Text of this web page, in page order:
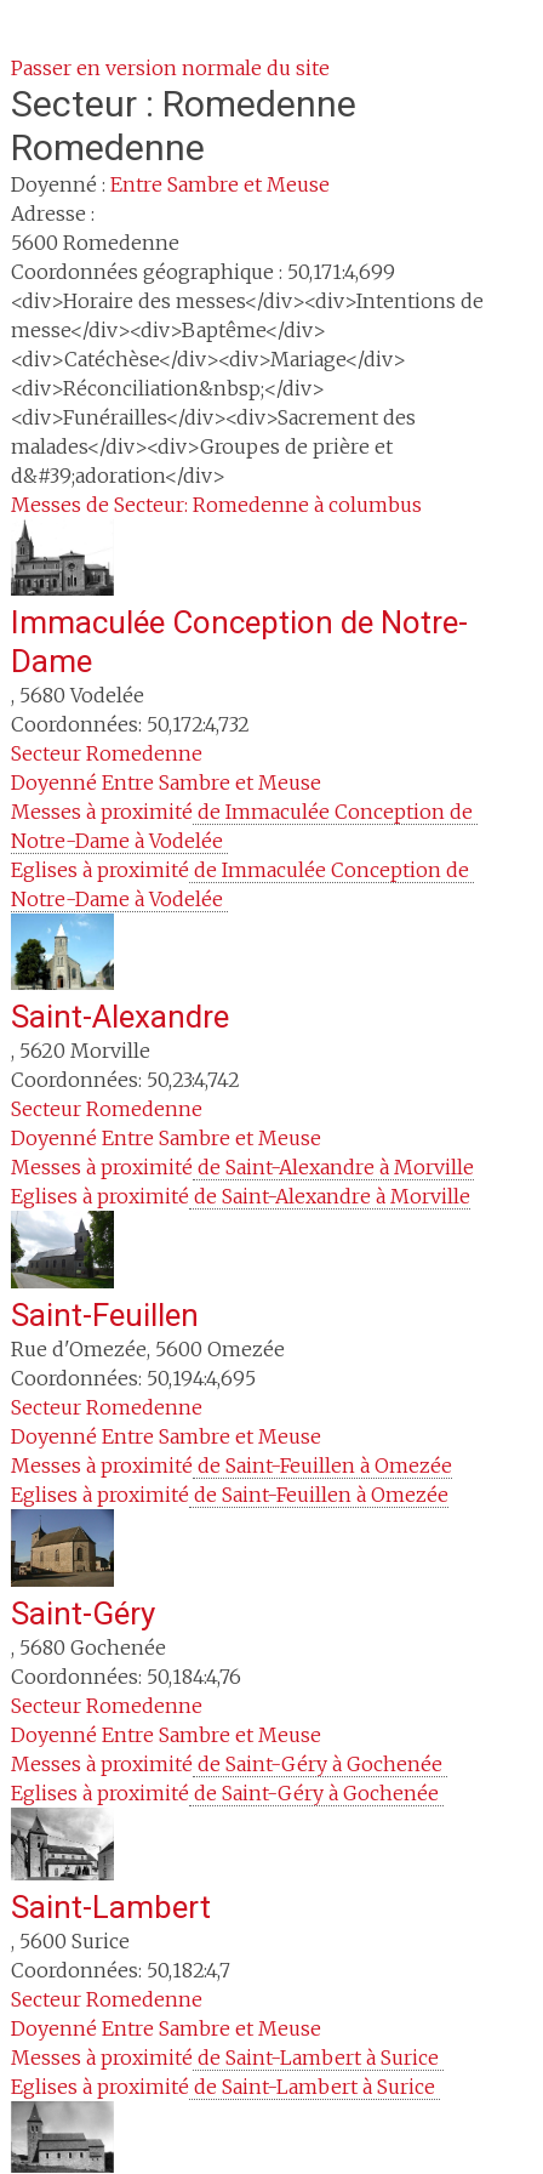
Passer en version normale du site
Secteur : Romedenne
Romedenne
Doyenné : Entre Sambre et Meuse
Adresse :
5600 Romedenne
Coordonnées géographique : 50,171:4,699
<div>Horaire des messes</div><div>Intentions de
messe</div><div>Baptême</div>
<div>Catéchèse</div><div>Mariage</div>
<div>Réconciliation&nbsp;</div>
<div>Funérailles</div><div>Sacrement des
malades</div><div>Groupes de prière et
d&#39;adoration</div>
Messes de Secteur: Romedenne à columbus
Immaculée Conception de Notre-
Dame
, 5680 Vodelée
Coordonnées: 50,172:4,732
Secteur Romedenne
Doyenné Entre Sambre et Meuse
Messes à proximité de Immaculée Conception de
Notre-Dame à Vodelée
Eglises à proximité de Immaculée Conception de
Notre-Dame à Vodelée
Saint-Alexandre
, 5620 Morville
Coordonnées: 50,23:4,742
Secteur Romedenne
Doyenné Entre Sambre et Meuse
Messes à proximité de Saint-Alexandre à Morville
Eglises à proximité de Saint-Alexandre à Morville
Saint-Feuillen
Rue d'Omezée, 5600 Omezée
Coordonnées: 50,194:4,695
Secteur Romedenne
Doyenné Entre Sambre et Meuse
Messes à proximité de Saint-Feuillen à Omezée
Eglises à proximité de Saint-Feuillen à Omezée
Saint-Géry
, 5680 Gochenée
Coordonnées: 50,184:4,76
Secteur Romedenne
Doyenné Entre Sambre et Meuse
Messes à proximité de Saint-Géry à Gochenée
Eglises à proximité de Saint-Géry à Gochenée
Saint-Lambert
, 5600 Surice
Coordonnées: 50,182:4,7
Secteur Romedenne
Doyenné Entre Sambre et Meuse
Messes à proximité de Saint-Lambert à Surice
Eglises à proximité de Saint-Lambert à Surice